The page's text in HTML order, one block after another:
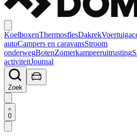
KoelboxenThermosflesDakrek
autoCampers en caravansStroom
onderwegBotenZomerkampeeruitrusting
activiteitJournal
Zoek
0